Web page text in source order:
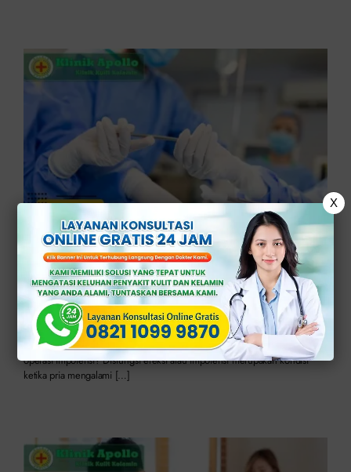
Operasi Impotensi: Solusi Terakhir untuk Atasi
Disfungsi Ereksi
Published On: Agustus 31st, 2025 2.4 min read
Klinik Apollo – Ketika kondisinya sudah parah, apakah memerlukan
operasi impotensi? Disfungsi ereksi atau impotensi merupakan kondisi
ketika pria mengalami […]
X